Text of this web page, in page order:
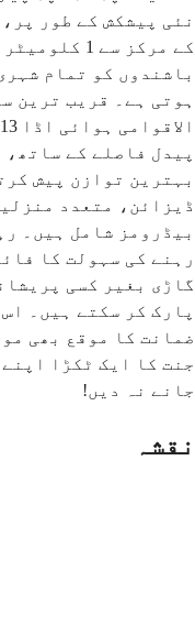
نئی پیشکش کے طور
کے مرکز سے
باشندوں کو تمام
پیدل فاصلے کے
بہترین توازن پیش
ڈیزائن، متعدد
بیڈرومز شامل ہیں۔
رہنے کی سہولت کا
گاڑی بغیر کسی
پارک کر سکتے ہیں۔
ضمانت کا موقع بھی
جنت کا ایک ٹکڑا
جانے نہ دیں!
نقشہ